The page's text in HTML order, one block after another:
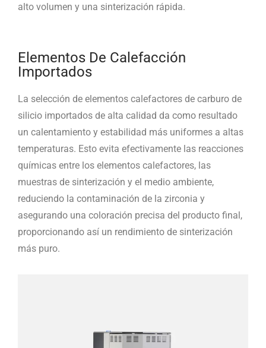
alto volumen y una sinterización rápida.
Elementos De Calefacción
Importados
La selección de elementos calefactores de carburo de
silicio importados de alta calidad da como resultado
un calentamiento y estabilidad más uniformes a altas
temperaturas. Esto evita efectivamente las reacciones
químicas entre los elementos calefactores, las
muestras de sinterización y el medio ambiente,
reduciendo la contaminación de la zirconia y
asegurando una coloración precisa del producto final,
proporcionando así un rendimiento de sinterización
más puro.